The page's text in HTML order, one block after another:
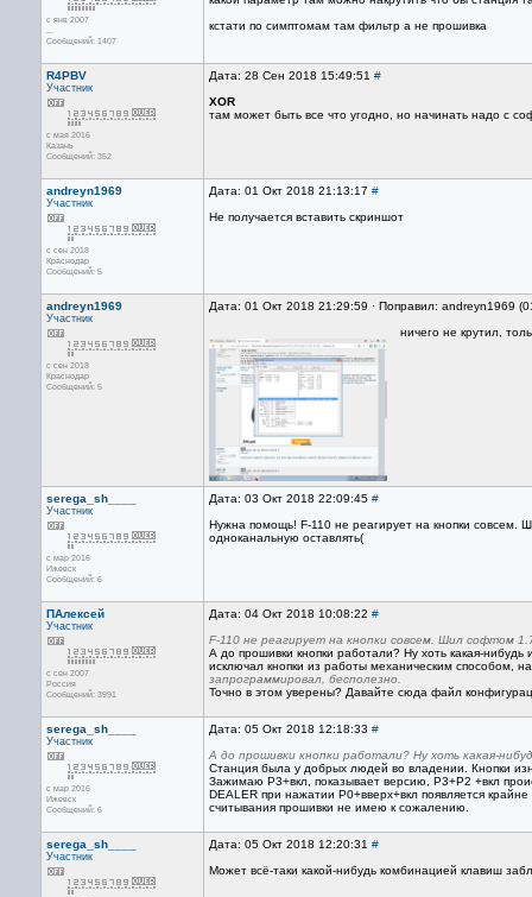
с янв 2007
...
Сообщений: 1407
кстати по симптомам там фильтр а не прошивка
R4PBV
Участник
с мая 2016
Казань
Сообщений: 352
Дата: 28 Сен 2018 15:49:51 #
XOR
там может быть все что угодно, но начинать надо с
andreyn1969
Участник
с сен 2018
Краснодар
Сообщений: 5
Дата: 01 Окт 2018 21:13:17 #
Не получается вставить скриншот
andreyn1969
Участник
с сен 2018
Краснодар
Сообщений: 5
Дата: 01 Окт 2018 21:29:59 · Поправил: andreyn1969
ничего не крутил,
serega_sh____
Участник
с мар 2016
Ижевск
Сообщений: 6
Дата: 03 Окт 2018 22:09:45 #
Нужна помощь! F-110 не реагирует на кнопки совсем.
одноканальную оставлять(
ПАлексей
Участник
с сен 2007
Россия
Сообщений: 3991
Дата: 04 Окт 2018 10:08:22 #
F-110 не реагирует на кнопки совсем. Шил софтом
А до прошивки кнопки работали? Ну хоть какая-
исключал кнопки из работы механическим способом,
запрограммировал, бесполезно.
Точно в этом уверены? Давайте сюда файл
serega_sh____
Участник
с мар 2016
Ижевск
Сообщений: 6
Дата: 05 Окт 2018 12:18:33 #
А до прошивки кнопки работали? Ну хоть какая-
Станция была у добрых людей во владении. Кнопки
Зажимаю Р3+вкл, показывает версию, Р3+Р2 +вкл
DEALER при нажатии Р0+вверх+вкл появляется
считывания прошивки не имею к сожалению.
serega_sh____
Участник
Дата: 05 Окт 2018 12:20:31 #
Может всё-таки какой-нибудь комбинацией клавиш